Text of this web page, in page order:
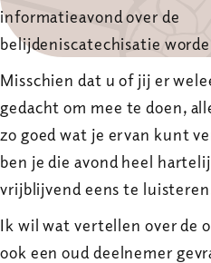
informatieavond over de
belijdeniscatechisatie
Misschien dat u of jij er
gedacht om mee te doen,
zo goed wat je ervan kunt
ben je die avond heel
vrijblijvend eens te
Ik wil wat vertellen over de
ook een oud deelnemer